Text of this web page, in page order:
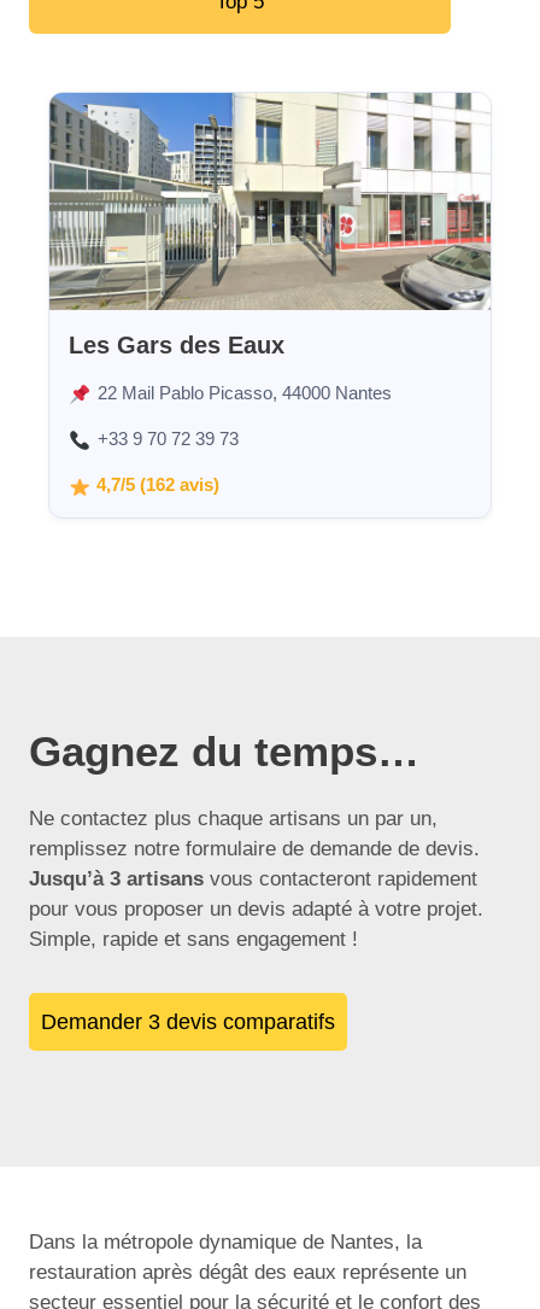
Les Gars des Eaux
22 Mail Pablo Picasso, 44000 Nantes
+33 9 70 72 39 73
4,7/5 (162 avis)
Gagnez du temps…
Ne contactez plus chaque artisans un par un,
remplissez notre formulaire de demande de devis.
Jusqu’à 3 artisans vous contacteront rapidement
pour vous proposer un devis adapté à votre projet.
Simple, rapide et sans engagement !
Demander 3 devis comparatifs
Dans la métropole dynamique de Nantes, la
restauration après dégât des eaux représente un
secteur essentiel pour la sécurité et le confort des